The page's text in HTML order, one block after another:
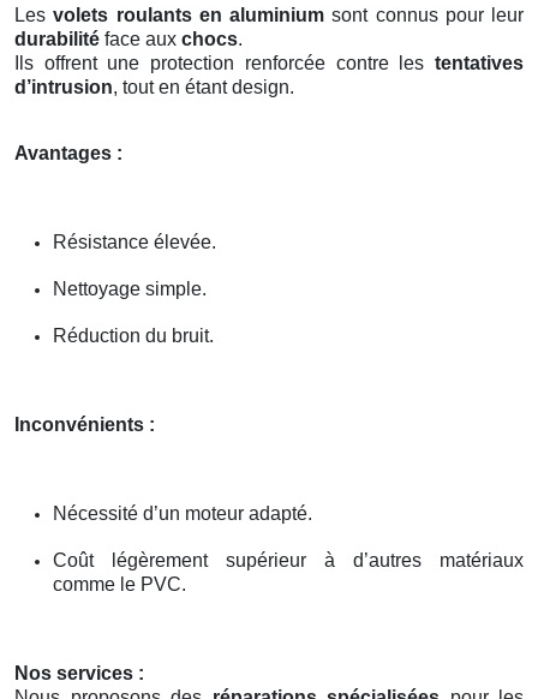
Lesvolets roulants en aluminium sont connus pour leur
durabilité face aux chocs.
Ils offrent une protection renforcée contre les tentatives
d’intrusion, tout en étant design.
Avantages :
Résistance élevée.
Nettoyage simple.
Réduction du bruit.
Inconvénients :
Nécessité d’un moteur adapté.
Coût légèrement supérieur à d’autres matériaux
comme le PVC.
Nos services :